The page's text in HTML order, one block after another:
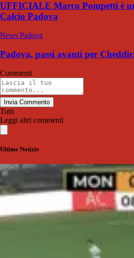
UFFICIALE Marco Pompetti è
Calcio Padova
News Padova
Padova, passi avanti per
Commenti
Invia Commento
Tutti
Leggi altri commenti
Ultime Notizie